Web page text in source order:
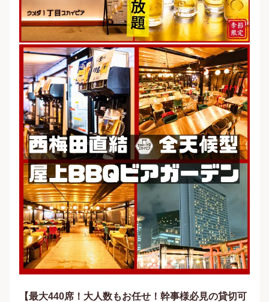
【最大440席！大人数もお任せ！幹事様必見の貸切可